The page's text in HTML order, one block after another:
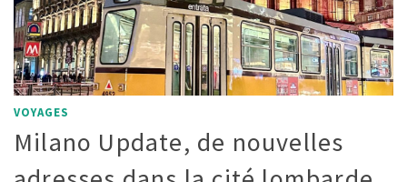
VOYAGES
Milano Update, de nouvelles